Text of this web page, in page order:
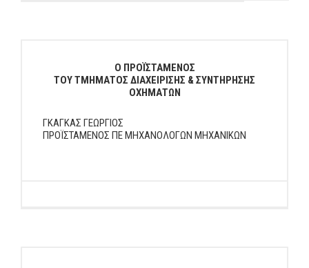
Ο ΠΡΟΪΣΤΑΜΕΝΟΣ
ΤΟΥ ΤΜΗΜΑΤΟΣ ΔΙΑΧΕΙΡΙΣΗΣ & ΣΥΝΤΗΡΗΣΗΣ
ΟΧΗΜΑΤΩΝ
ΓΚΑΓΚΑΣ ΓΕΩΡΓΙΟΣ
ΠΡΟΪΣΤΑΜΕΝΟΣ ΠΕ ΜΗΧΑΝΟΛΟΓΩΝ ΜΗΧΑΝΙΚΩΝ